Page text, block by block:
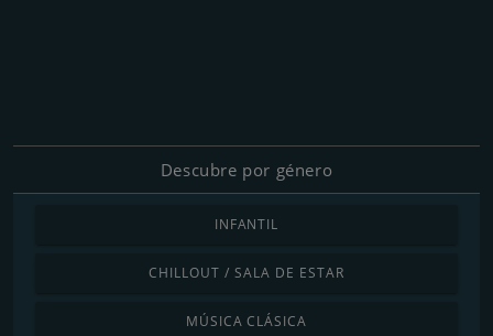
Descubre por género
INFANTIL
CHILLOUT / SALA DE ESTAR
MÚSICA CLÁSICA